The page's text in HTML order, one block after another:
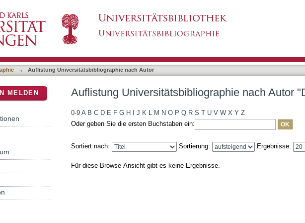
→ Auflistung Universitätsbibliographie nach Autor
Auflistung Universitätsbibliographie nach Autor
0-9 A B C D E F G H J K L M N O P Q R S T U V W X Y Z
Oder geben Sie die ersten Buchstaben ein:
Sortiert nach: Sortierung: Ergebnisse:
Für diese Browse-Ansicht gibt es keine Ergebnisse.
MELDEN